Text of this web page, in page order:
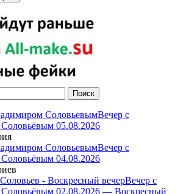
Вечер с
05.08.2026
Вечер с
04.08.2026
Вечер с
02.08.2026 — Воскресный